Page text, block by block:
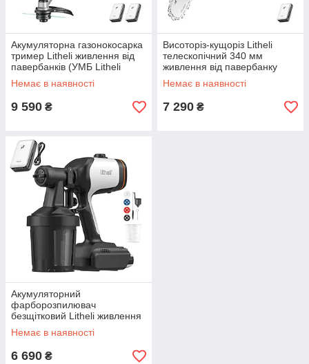
Акумуляторна газонокосарка
тример Litheli живлення від
павербанків (УМБ Litheli
Power Bank 20000 мАг 45 Вт
Немає в наявності
9 590 ₴
Висоторіз-кущоріз Litheli
телескопічний 340 мм
живлення від павербанку
(УМБ Litheli Power Bank
20000 мАг 45
Немає в наявності
7 290 ₴
Акумуляторний
фарборозпилювач
безщітковий Litheli живлення
від павербанку (УМБ Litheli
Power Bank 20000 мАг
Немає в наявності
6 690 ₴